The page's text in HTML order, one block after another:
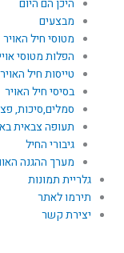
היכן הם היום
מבצעים
מטוסי חיל האויר
הפלות מטוסי
טייסות חיל האויר
בסיסי חיל האויר
סמלים,סיכות,
תעופה צבאית
גיבורי החיל
מערך ההגנה
גלריית תמונות
תירמו לאתר
יצירת קשר